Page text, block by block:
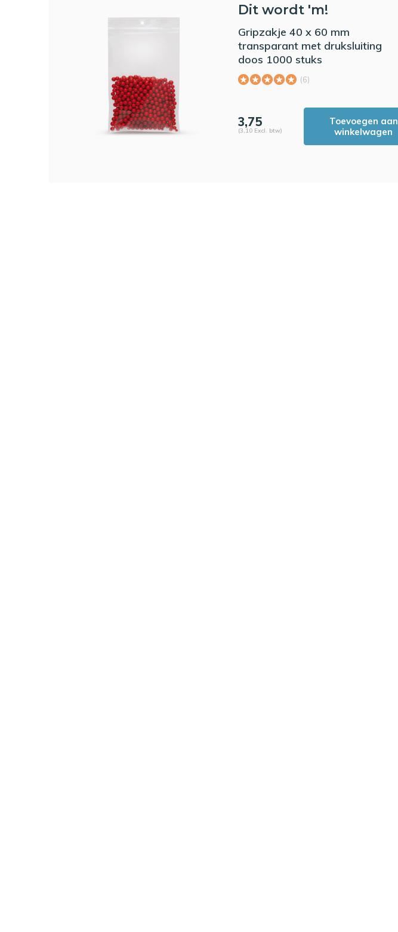
Dit wordt 'm!
Gripzakje 40 x 60 mm
transparant met druksluiting
doos 1000 stuks
(6)
3,75
(3,10 Excl. btw)
Toevoegen aan
winkelwagen